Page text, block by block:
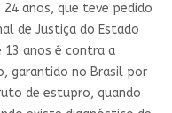
anos, que teve pedido
de Justiça do Estado
13 anos é contra a
garantido no Brasil por
de estupro, quando